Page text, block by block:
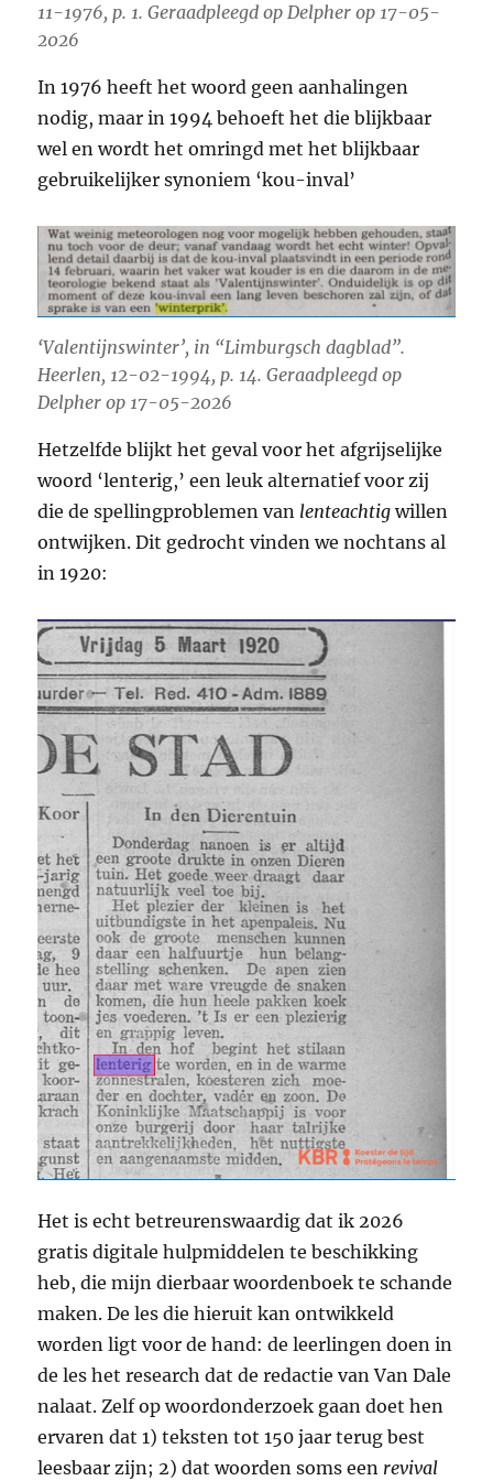
11-1976, p. 1. Geraadpleegd op Delpher op 17-05-
2026
In 1976 heeft het woord geen aanhalingen
nodig, maar in 1994 behoeft het die blijkbaar
wel en wordt het omringd met het blijkbaar
gebruikelijker synoniem ‘kou-inval’
‘Valentijnswinter’, in “Limburgsch dagblad”.
Heerlen, 12-02-1994, p. 14. Geraadpleegd op
Delpher op 17-05-2026
Hetzelfde blijkt het geval voor het afgrijselijke
woord ‘lenterig,’ een leuk alternatief voor zij
die de spellingproblemen van lenteachtig willen
ontwijken. Dit gedrocht vinden we nochtans al
in 1920:
Het is echt betreurenswaardig dat ik 2026
gratis digitale hulpmiddelen te beschikking
heb, die mijn dierbaar woordenboek te schande
maken. De les die hieruit kan ontwikkeld
worden ligt voor de hand: de leerlingen doen in
de les het research dat de redactie van Van Dale
nalaat. Zelf op woordonderzoek gaan doet hen
ervaren dat 1) teksten tot 150 jaar terug best
leesbaar zijn; 2) dat woorden soms een revival